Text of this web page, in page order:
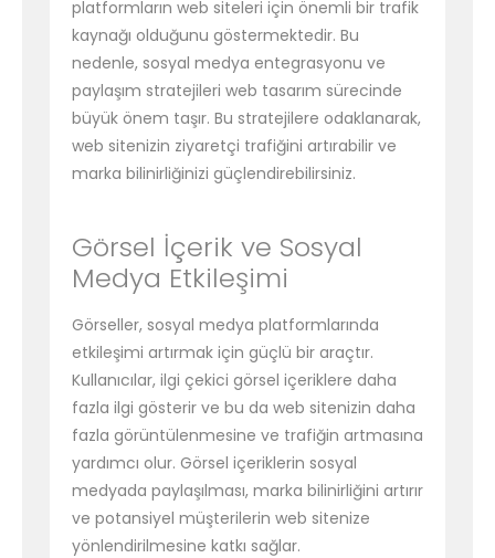
platformların web siteleri için önemli bir trafik
kaynağı olduğunu göstermektedir. Bu
nedenle, sosyal medya entegrasyonu ve
paylaşım stratejileri web tasarım sürecinde
büyük önem taşır. Bu stratejilere odaklanarak,
web sitenizin ziyaretçi trafiğini artırabilir ve
marka bilinirliğinizi güçlendirebilirsiniz.
Görsel İçerik ve Sosyal
Medya Etkileşimi
Görseller, sosyal medya platformlarında
etkileşimi artırmak için güçlü bir araçtır.
Kullanıcılar, ilgi çekici görsel içeriklere daha
fazla ilgi gösterir ve bu da web sitenizin daha
fazla görüntülenmesine ve trafiğin artmasına
yardımcı olur. Görsel içeriklerin sosyal
medyada paylaşılması, marka bilinirliğini artırır
ve potansiyel müşterilerin web sitenize
yönlendirilmesine katkı sağlar.